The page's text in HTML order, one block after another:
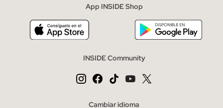
App INSIDE Shop
INSIDE Community
Cambiar idioma